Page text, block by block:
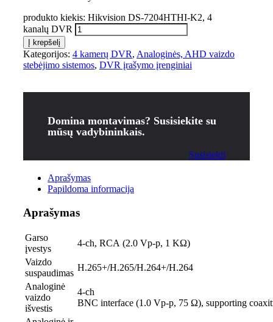
produkto kiekis: Hikvision DS-7204HTHI-K2, 4
kanalų DVR
Į krepšelį
Kategorijos: 4 kamerų DVR, Analoginės, AHD vaizdo
stebėjimo sistemos, DVR įrašymo įrenginiai
Domina montavimas? Susisiekite su
mūsų vadybininkais.
Susisiekti
Aprašymas
Papildoma informacija
Aprašymas
Garso
įvestys
4-ch, RCA (2.0 Vp-p, 1 KΩ)
Vaizdo
suspaudimas
H.265+/H.265/H.264+/H.264
Analoginė
vaizdo
išvestis
4-ch
BNC interface (1.0 Vp-p, 75 Ω), supporting